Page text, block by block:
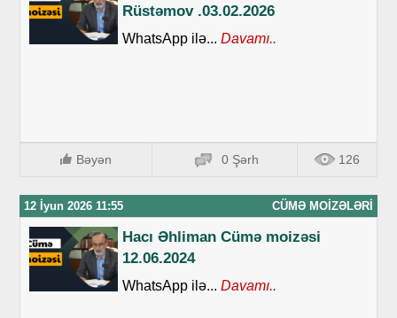
Rüstəmov .03.02.2026
WhatsApp ilə... Davamı..
Bəyən 0 Şərh 126
12 İyun 2026 11:55 CÜMƏ MOIZƏLƏRI
Hacı Əhliman Cümə moizəsi
12.06.2024
WhatsApp ilə... Davamı..